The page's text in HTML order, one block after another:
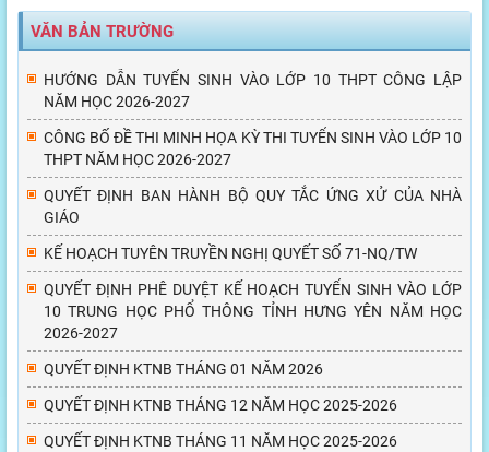
VĂN BẢN TRƯỜNG
HƯỚNG DẪN TUYỂN SINH VÀO LỚP 10 THPT CÔNG LẬP
NĂM HỌC 2026-2027
CÔNG BỐ ĐỀ THI MINH HỌA KỲ THI TUYỂN SINH VÀO LỚP 10
THPT NĂM HỌC 2026-2027
QUYẾT ĐỊNH BAN HÀNH BỘ QUY TẮC ỨNG XỬ CỦA NHÀ
GIÁO
KẾ HOẠCH TUYÊN TRUYỀN NGHỊ QUYẾT SỐ 71-NQ/TW
QUYẾT ĐỊNH PHÊ DUYỆT KẾ HOẠCH TUYỂN SINH VÀO LỚP
10 TRUNG HỌC PHỔ THÔNG TỈNH HƯNG YÊN NĂM HỌC
2026-2027
QUYẾT ĐỊNH KTNB THÁNG 01 NĂM 2026
QUYẾT ĐỊNH KTNB THÁNG 12 NĂM HỌC 2025-2026
QUYẾT ĐỊNH KTNB THÁNG 11 NĂM HỌC 2025-2026